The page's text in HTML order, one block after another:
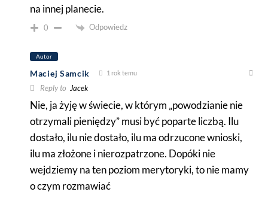
na innej planecie.
0 Odpowiedz
Autor
Maciej Samcik 1 rok temu
Reply to Jacek
Nie, ja żyję w świecie, w którym „powodzianie nie
otrzymali pieniędzy” musi być poparte liczbą. Ilu
dostało, ilu nie dostało, ilu ma odrzucone wnioski,
ilu ma złożone i nierozpatrzone. Dopóki nie
wejdziemy na ten poziom merytoryki, to nie mamy
o czym rozmawiać